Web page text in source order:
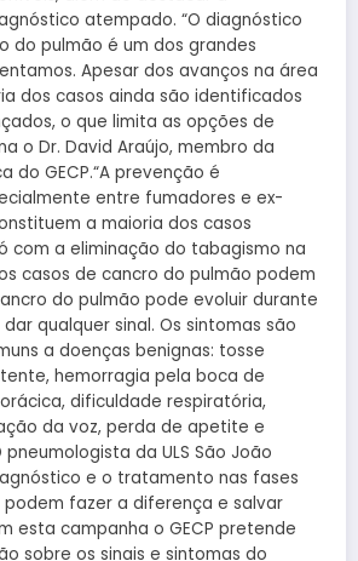
atempado. “O diagnóstico
do pulmão é um dos grandes
Apesar dos avanços na área
dos casos ainda são identificados
o que limita as opções de
o Dr. David Araújo, membro da
do GECP.“A prevenção é
entre fumadores e ex-
a maioria dos casos
com a eliminação do tabagismo na
casos de cancro do pulmão podem
do pulmão pode evoluir durante
qualquer sinal. Os sintomas são
a doenças benignas: tosse
hemorragia pela boca de
dificuldade respiratória,
da voz, perda de apetite e
da ULS São João
e o tratamento nas fases
podem fazer a diferença e salvar
esta campanha o GECP pretende
sobre os sinais e sintomas do